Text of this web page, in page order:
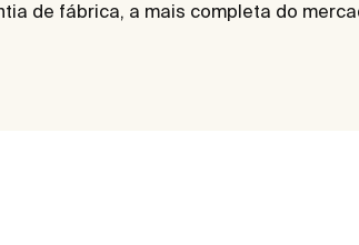
de fábrica, a mais completa do